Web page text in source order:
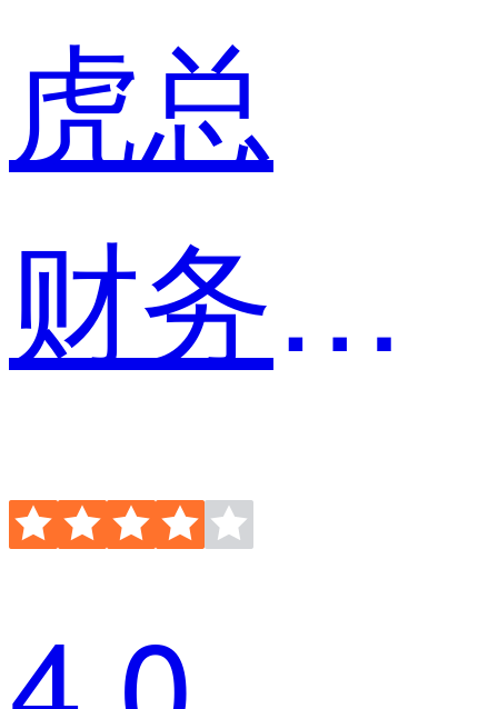
虎总
财务总监